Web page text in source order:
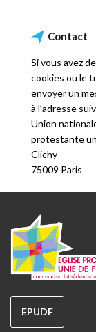
Contact
Si vous avez
cookies ou le
envoyer un
à l’adresse
Union
protestante
Clichy
75009 Paris
EPUDF